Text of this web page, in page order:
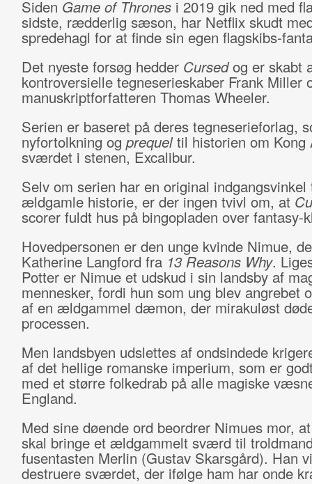
Siden Game of Thronesi 2019 gik ned med
sidste, rædderlig sæson, har Netflix skudt
spredehagl for at finde sin egen flagskibs-
Det nyeste forsøg hedder Cursedog er skabt
kontroversielle tegneserieskaber Frank Miller
manuskriptforfatteren Thomas Wheeler.
Serien er baseret på deres tegneserieforlag,
nyfortolkning og prequeltil historien om Kong
sværdet i stenen, Excalibur.
Selv om serien har en original indgangsvinkel
ældgamle historie, er der ingen tvivl om, at
scorer fuldt hus på bingopladen over fantasy-
Hovedpersonen er den unge kvinde Nimue,
Katherine Langford fra 13 Reasons Why.
Potter er Nimue et udskud i sin landsby af
mennesker, fordi hun som ung blev angrebet
af en ældgammel dæmon, der mirakuløst
processen.
Men landsbyen udslettes af ondsindede
af det hellige romanske imperium, som er
med et større folkedrab på alle magiske
England.
Med sine døende ord beordrer Nimues mor,
skal bringe et ældgammelt sværd til
fusentasten Merlin (Gustav Skarsgård). Han
destruere sværdet, der ifølge ham har onde